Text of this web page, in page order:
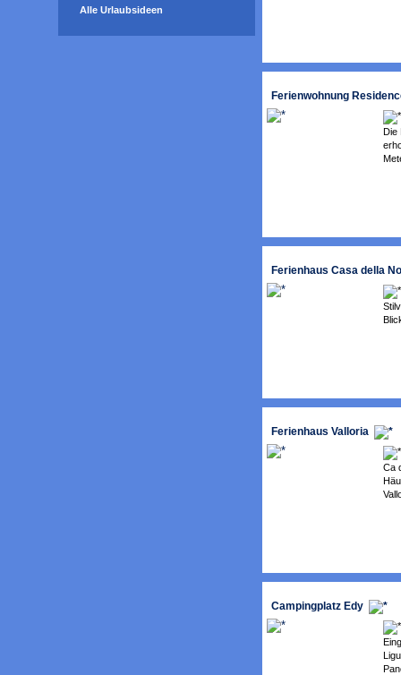
Alle Urlaubsideen
Ferienwohnung
Die
Ferienhaus Casa della
Ferienhaus Valloria
Ca
Campingplatz Edy